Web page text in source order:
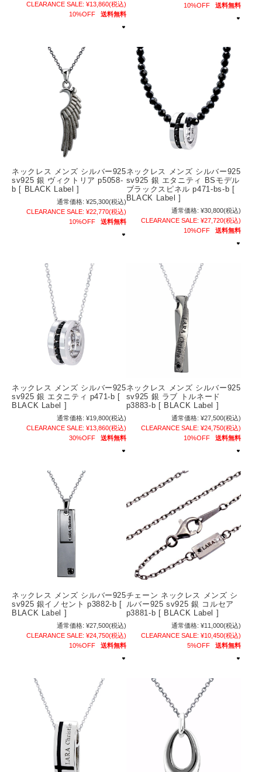
CLEARANCE SALE: ¥13,860(税込)
10%OFF
送料無料
10%OFF
送料無料
ネックレス メンズ シルバー925
sv925 銀 ヴィクトリア p5058-
b [ BLACK Label ]
通常価格: ¥25,300(税込)
CLEARANCE SALE: ¥22,770(税込)
10%OFF
送料無料
ネックレス メンズ シルバー925
sv925 銀 エタニティ BSモデル
ブラックスピネル p471-bs-b [
BLACK Label ]
通常価格: ¥30,800(税込)
CLEARANCE SALE: ¥27,720(税込)
10%OFF
送料無料
ネックレス メンズ シルバー925
sv925 銀 エタニティ p471-b [
BLACK Label ]
通常価格: ¥19,800(税込)
CLEARANCE SALE: ¥13,860(税込)
30%OFF
送料無料
ネックレス メンズ シルバー925
sv925 銀 ラブ トルネード
p3883-b [ BLACK Label ]
通常価格: ¥27,500(税込)
CLEARANCE SALE: ¥24,750(税込)
10%OFF
送料無料
ネックレス メンズ シルバー925
sv925 銀イノセント p3882-b [
BLACK Label ]
通常価格: ¥27,500(税込)
CLEARANCE SALE: ¥24,750(税込)
10%OFF
送料無料
チェーン ネックレス メンズ シ
ルバー925 sv925 銀 コルセア
p3881-b [ BLACK Label ]
通常価格: ¥11,000(税込)
CLEARANCE SALE: ¥10,450(税込)
5%OFF
送料無料